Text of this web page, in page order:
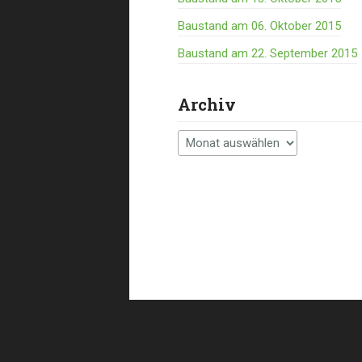
Baustand am 06. Oktober 2015
Baustand am 22. September 2015
Archiv
Archiv